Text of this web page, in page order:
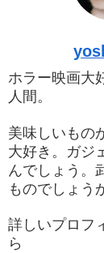
ホラー映画大
人間。
美味しいもの
大好き。ガジ
んでしょう。
ものでしょう
詳しいプロフ
ら